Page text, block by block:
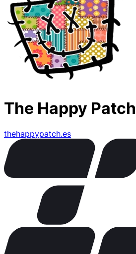
The Happy Patch
thehappypatch.es